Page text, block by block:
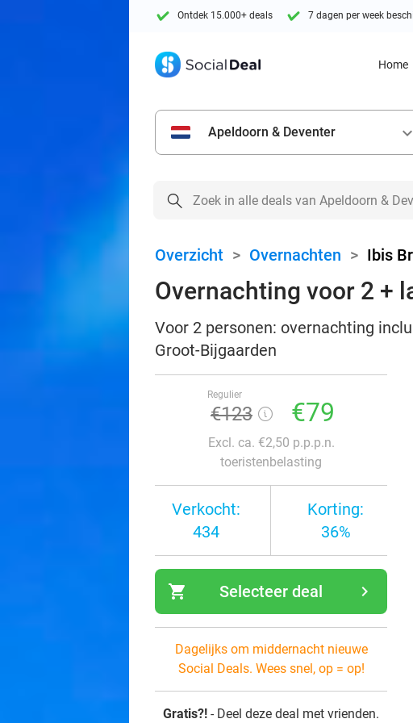
Ontdek 15.000+ deals 7 dagen per week
Home
Apeldoorn & Deventer keyboard_arrow_down
Overzicht > Overnachten > Ibis
Overnachting voor 2 +
Voor 2 personen: overnachting
Groot-Bijgaarden
Regulier
€123 €79
Excl. ca. €2,50 p.p.p.n.
toeristenbelasting
Verkocht:
434
Korting:
36%
shopping_cart navigate_next
Selecteer deal
Dagelijks om middernacht nieuwe
Social Deals. Wees snel, op = op!
Gratis?! - Deel deze deal met vrienden.